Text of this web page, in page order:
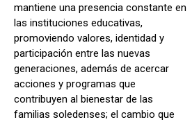
mantiene una presencia constante en
las instituciones educativas,
promoviendo valores, identidad y
participación entre las nuevas
generaciones, además de acercar
acciones y programas que
contribuyen al bienestar de las
familias soledenses; el cambio que